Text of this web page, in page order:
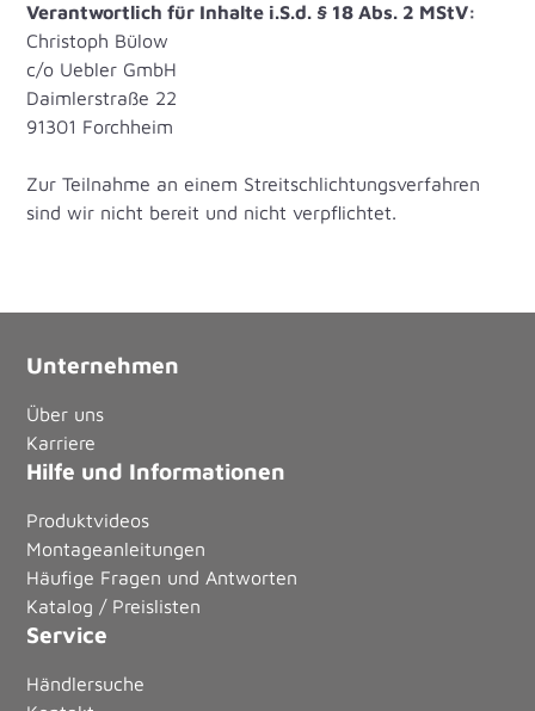
Verantwortlich für Inhalte i.S.d. § 18 Abs. 2 MStV:
Christoph Bülow
c/o Uebler GmbH
Daimlerstraße 22
91301 Forchheim
Zur Teilnahme an einem Streitschlichtungsverfahren
sind wir nicht bereit und nicht verpflichtet.
Unternehmen
Über uns
Karriere
Hilfe und Informationen
Produktvideos
Montageanleitungen
Häufige Fragen und Antworten
Katalog / Preislisten
Service
Händlersuche